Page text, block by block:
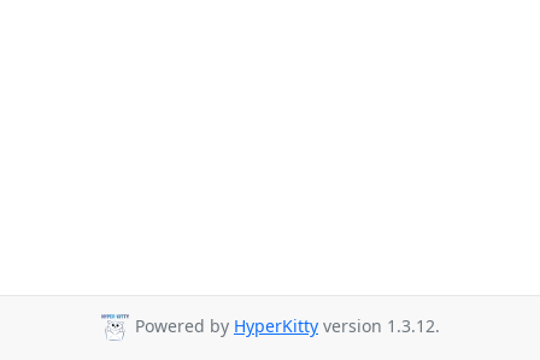
Powered by HyperKitty version 1.3.12.